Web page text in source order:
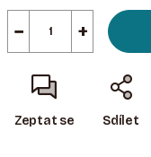
+
−
Zeptat se Sdílet